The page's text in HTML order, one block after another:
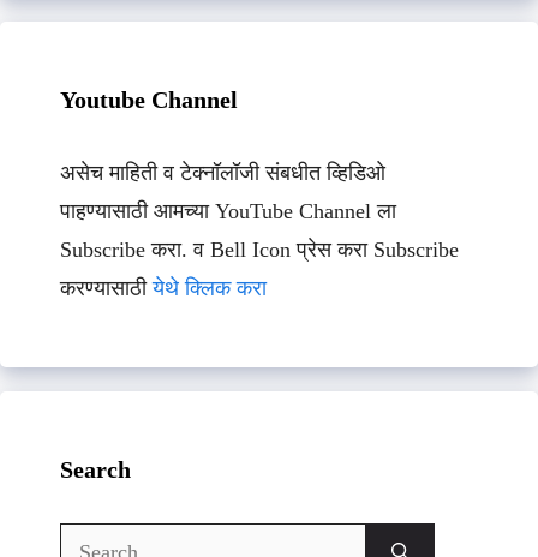
Youtube Channel
असेच माहिती व टेक्नॉलॉजी संबधीत व्हिडिओ
पाहण्यासाठी आमच्या YouTube Channel ला
Subscribe करा. व Bell Icon प्रेस करा Subscribe
करण्यासाठीयेथे क्लिक करा
Search
Search